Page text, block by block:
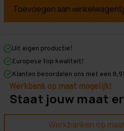
Verrijdbare
&
-
Op
Wielen
-
Blauw
-
Zelf
samenstellen
-
Werktafel
Verrijdbare
&
-
Op
Wielen
-
-
Zelf
samenstellen
-
Werktafel
Uit eigen productie!
Europese top kwaliteit!
Klanten beoordelen ons met een 8,9!
Werkbank op maat mogelijk!
Staat jouw maat
Werkbanken op